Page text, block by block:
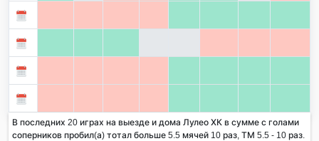
В последних 20 играх на выезде и дома Лулео ХК в сумме с голами
соперников пробил(а) тотал больше 5.5 мячей 10 раз, ТМ 5.5 - 10 раз.